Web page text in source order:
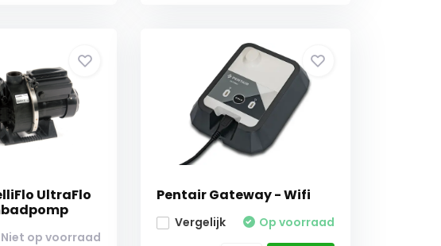
UltraFlo
Niet op voorraad
Pentair Gateway - Wifi
Vergelijk Op voorraad